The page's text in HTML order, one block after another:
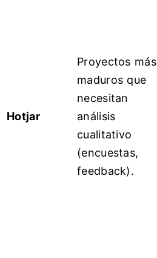
Hotjar
Proyectos más
maduros que
necesitan
análisis
cualitativo
(encuestas,
feedback).